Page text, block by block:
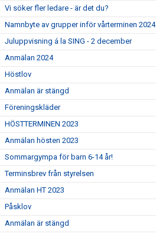
Vi söker fler ledare - är det du?
Namnbyte av grupper inför vårterminen 2024
Juluppvisning á la SING - 2 december
Anmälan 2024
Höstlov
Anmälan är stängd
Föreningskläder
HÖSTTERMINEN 2023
Anmälan hösten 2023
Sommargympa för barn 6-14 år!
Terminsbrev från styrelsen
Anmälan HT 2023
Påsklov
Anmälan är stängd